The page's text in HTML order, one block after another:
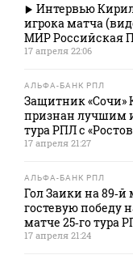
Интервью
игрока матча
МИР Российская
17 апреля 22:06
АЛЬФА-БАНК РПЛ
Защитник «Сочи»
признан лучшим
тура РПЛ с
17 апреля 21:27
АЛЬФА-БАНК РПЛ
Гол Заики на
гостевую победу
матче 25‑го тура
17 апреля 21:24